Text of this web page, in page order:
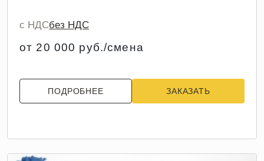
с НДСбез НДС
от 20 000 руб./смена
ПОДРОБНЕЕ ЗАКАЗАТЬ